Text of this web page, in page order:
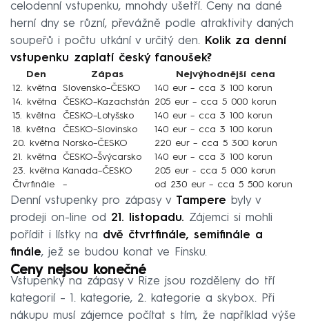
celodenní vstupenku, mnohdy ušetří. Ceny na dané
herní dny se různí, převážně podle atraktivity daných
soupeřů i počtu utkání v určitý den. Kolik za denní
vstupenku zaplatí český fanoušek?
Den Zápas
Nejvýhodnější cena
12. května
Slovensko–ČESKO
140 eur – cca 3 100 korun
14. května
ČESKO–Kazachstán
205 eur – cca 5 000 korun
15. května
ČESKO–Lotyšsko
140 eur – cca 3 100 korun
18. května
ČESKO–Slovinsko
140 eur – cca 3 100 korun
20. května Norsko–ČESKO
220 eur – cca 5 300 korun
21. května
ČESKO–Švýcarsko
140 eur – cca 3 100 korun
23. května Kanada–ČESKO
205 eur - cca 5 000 korun
Čtvrfinále
– od 230 eur – cca 5 500 korun
Denní vstupenky pro zápasy v Tampere byly v
prodeji on-line od 21. listopadu. Zájemci si mohli
pořídit i lístky na dvě čtvrtfinále, semifinále a
finále, jež se budou konat ve Finsku.
Ceny nejsou konečné
Vstupenky na zápasy v Rize jsou rozděleny do tří
kategorií – 1. kategorie, 2. kategorie a skybox. Při
nákupu musí zájemce počítat s tím, že například výše